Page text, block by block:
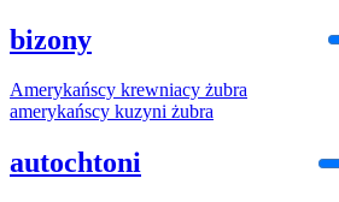
bizony
Amerykańscy krewniacy żubra
amerykańscy kuzyni żubra
autochtoni